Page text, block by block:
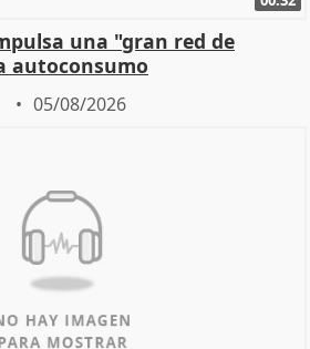
una "gran red de
autoconsumo
05/08/2026